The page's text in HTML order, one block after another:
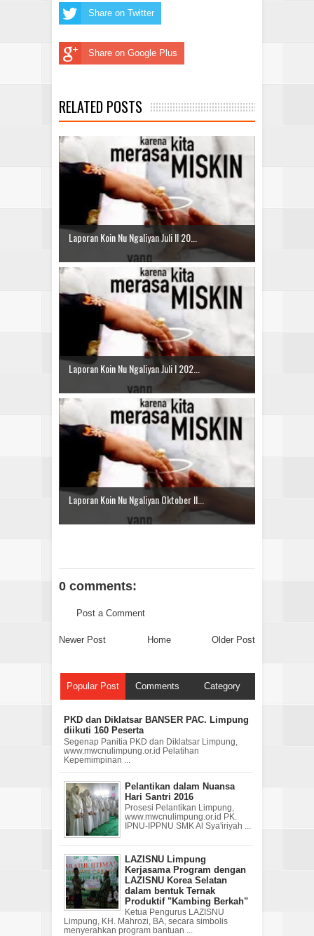
Share on Twitter
Share on Google Plus
RELATED POSTS
Laporan Koin Nu Ngaliyan Juli II 20...
Laporan Koin Nu Ngaliyan Juli I 202...
Laporan Koin Nu Ngaliyan Oktober II...
0 comments:
Post a Comment
Newer Post Older Post
Home
Popular Post Comments Category
PKD dan Diklatsar BANSER PAC. Limpung
diikuti 160 Peserta
Segenap Panitia PKD dan Diklatsar Limpung,
www.mwcnulimpung.or.id Pelatihan
Kepemimpinan ...
Pelantikan dalam Nuansa
Hari Santri 2016
Prosesi Pelantikan Limpung,
www.mwcnulimpung.or.id PK.
IPNU-IPPNU SMK Al Sya'iriyah ...
LAZISNU Limpung
Kerjasama Program dengan
LAZISNU Korea Selatan
dalam bentuk Ternak
Produktif "Kambing Berkah"
Ketua Pengurus LAZISNU
Limpung, KH. Mahrozi, BA, secara simbolis
menyerahkan program bantuan ...